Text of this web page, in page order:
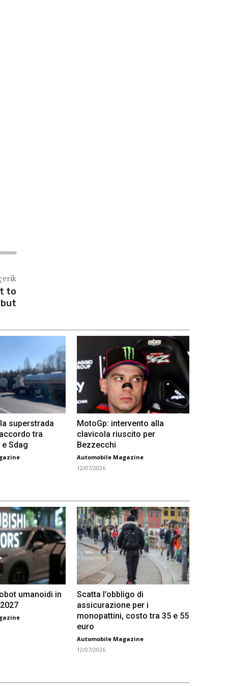
to
superstrada
tra
Sdag
MotoGp: intervento alla
clavicola riuscito per
Bezzecchi
Automobile Magazine
12/07/2026
umanoidi in
Scatta l’obbligo di
assicurazione per i
monopattini, costo tra 35 e 55
euro
Automobile Magazine
12/07/2026